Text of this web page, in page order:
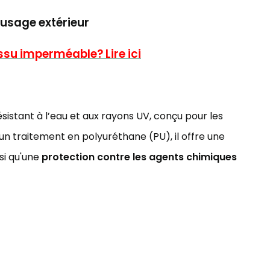
extérieur
imperméable? Lire ici
à l’eau et aux rayons UV, conçu pour les
traitement en polyuréthane (PU), il offre une
qu'une protection contre les agents chimiques